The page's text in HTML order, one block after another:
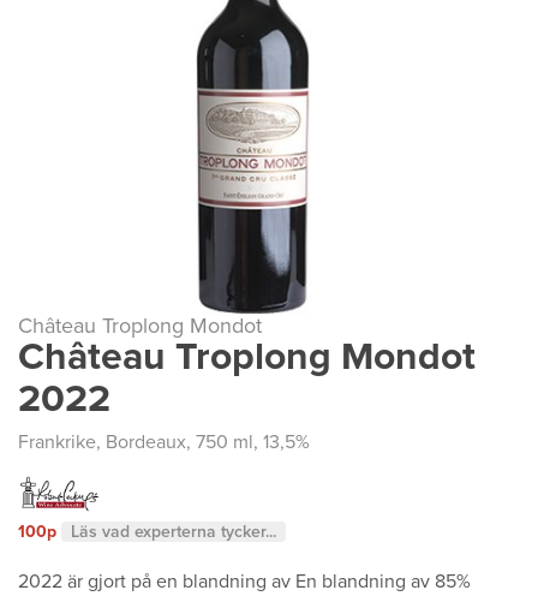
Château Troplong Mondot
Château Troplong Mondot
2022
Frankrike, Bordeaux, 750 ml, 13,5%
100p Läs vad experterna tycker...
2022 är gjort på en blandning av En blandning av 85%